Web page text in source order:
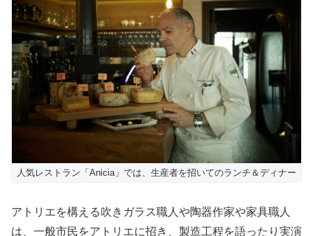
人気レストラン「Anicia」では、生産者を招いてのランチ＆ディナー
アトリエを構える吹きガラス職人や陶器作家や家具職人
は、一般市民をアトリエに招き、製造工程を語ったり実演